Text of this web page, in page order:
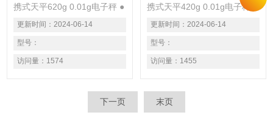
携式天平620g 0.01g电子秤 ●
操作简单的键盘设计 的菜单
操作键从用键中独立出来。使
用十字键充分感受菜单操作的
直感和便利。 ● 测定的Z佳设
备，灵敏度的迅速设置 在测
定些”或者相反“反应速度再快
些”的时候，无需中断测定即
更新时间： 2024-06-14
型号：
访问量： 1574
携式天平420g 0.01g电子秤 ●
操作简单的键盘设计 的菜单
操作键从用键中独立出来。使
用十字键充分感受菜单操作的
直感和便利。 ● 测定的Z佳设
备，灵敏度的迅速设置 在测
定些”或者相反“反应速度再快
些”的时候，无需中断测定即
更新时间： 2024-06-14
型号：
访问量： 1455
下一页 末页